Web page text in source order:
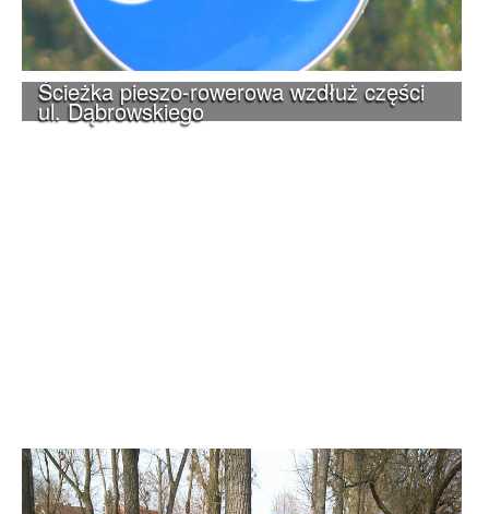
Ścieżka pieszo-rowerowa wzdłuż części
ul. Dąbrowskiego